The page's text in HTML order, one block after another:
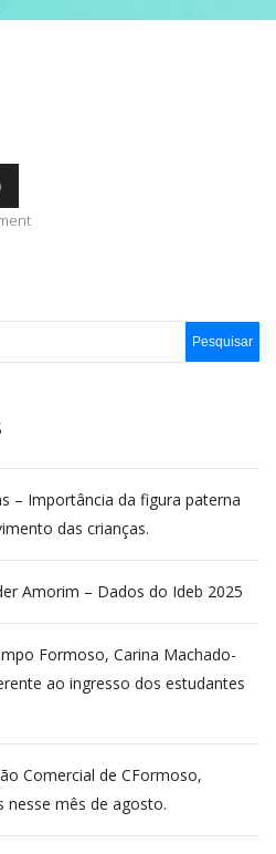
– Importância da figura paterna
das crianças.
Amorim – Dados do Ideb 2025
Formoso, Carina Machado-
ao ingresso dos estudantes
Comercial de CFormoso,
nesse mês de agosto.